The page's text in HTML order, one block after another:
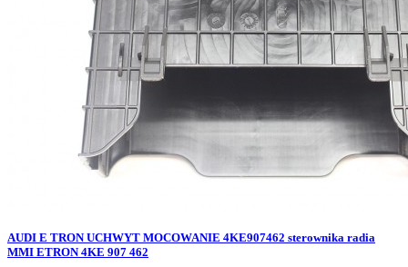
AUDI E TRON UCHWYT MOCOWANIE 4KE907462 sterownika radia
MMI ETRON 4KE 907 462